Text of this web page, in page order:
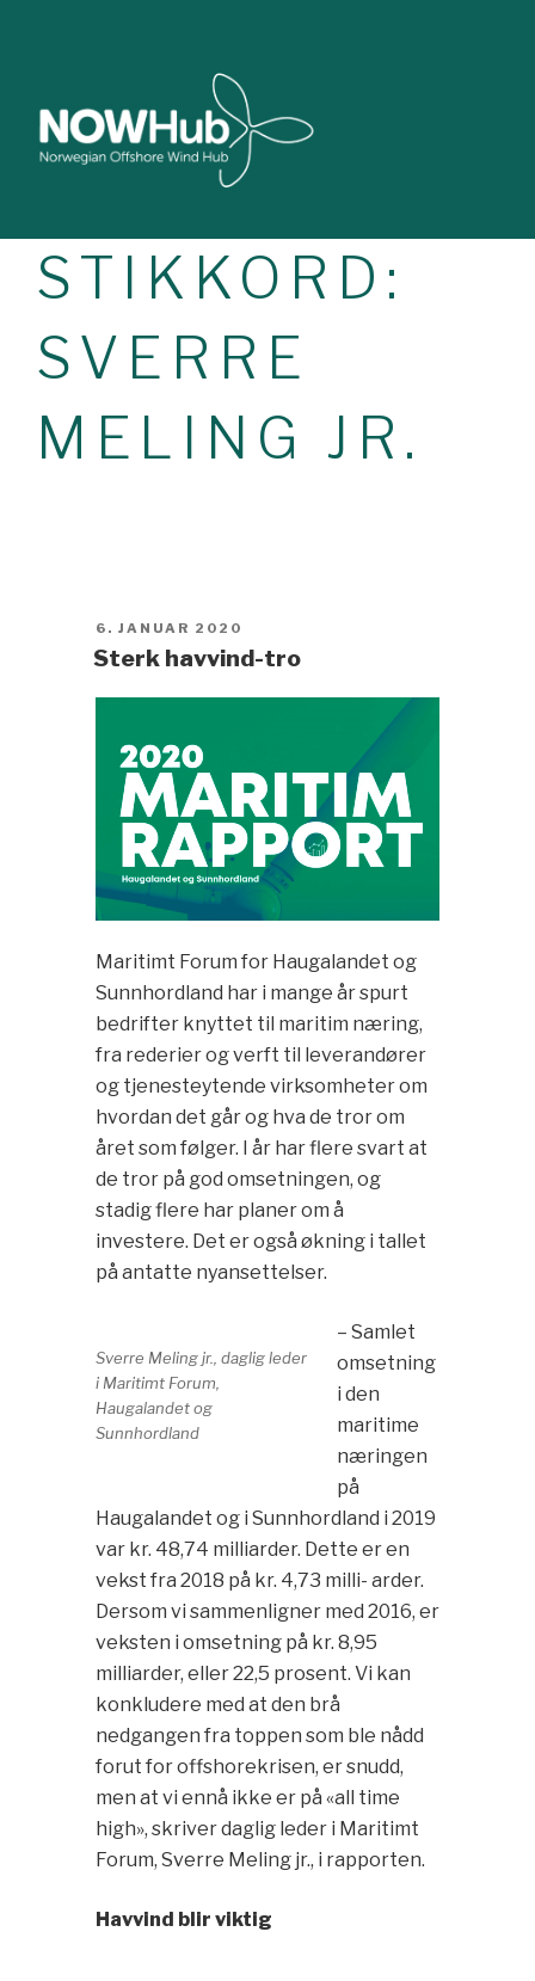
STIKKORD:
SVERRE
MELING JR.
POSTED
ON
6. JANUAR 2020
Sterk havvind-tro
Maritimt Forum for Haugalandet og
Sunnhordland har i mange år spurt
bedrifter knyttet til maritim næring,
fra rederier og verft til leverandører
og tjenesteytende virksomheter om
hvordan det går og hva de tror om
året som følger. I år har flere svart at
de tror på god omsetningen, og
stadig flere har planer om å
investere. Det er også økning i tallet
på antatte nyansettelser.
Sverre Meling jr., daglig leder
i Maritimt Forum,
Haugalandet og
Sunnhordland
– Samlet
omsetning
i den
maritime
næringen
på
Haugalandet og i Sunnhordland i 2019
var kr. 48,74 milliarder. Dette er en
vekst fra 2018 på kr. 4,73 milli- arder.
Dersom vi sammenligner med 2016, er
veksten i omsetning på kr. 8,95
milliarder, eller 22,5 prosent. Vi kan
konkludere med at den brå
nedgangen fra toppen som ble nådd
forut for offshorekrisen, er snudd,
men at vi ennå ikke er på «all time
high», skriver daglig leder i Maritimt
Forum, Sverre Meling jr., i rapporten.
Havvind blir viktig